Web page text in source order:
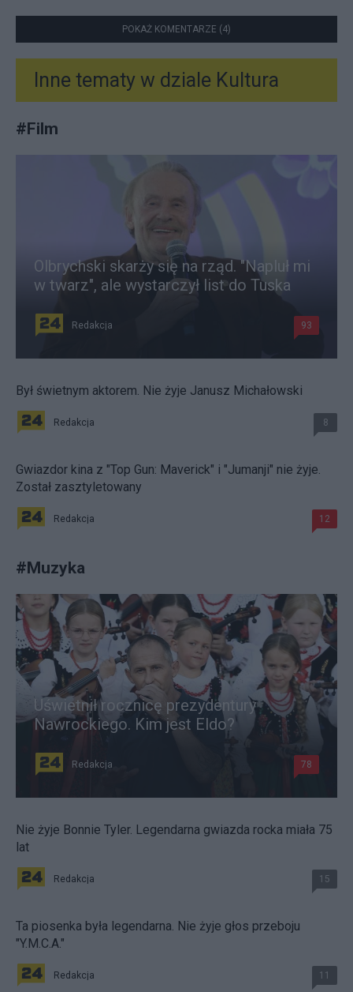
POKAŻ KOMENTARZE (4)
Inne tematy w dziale Kultura
#Film
Olbrychski skarży się na rząd. "Napluł mi
w twarz", ale wystarczył list do Tuska
Redakcja 93
Był świetnym aktorem. Nie żyje Janusz Michałowski
Redakcja 8
Gwiazdor kina z "Top Gun: Maverick" i "Jumanji" nie żyje.
Został zasztyletowany
Redakcja 12
#Muzyka
Uświetnił rocznicę prezydentury
Nawrockiego. Kim jest Eldo?
Redakcja 78
Nie żyje Bonnie Tyler. Legendarna gwiazda rocka miała 75
lat
Redakcja 15
Ta piosenka była legendarna. Nie żyje głos przeboju
"Y.M.C.A."
Redakcja 11